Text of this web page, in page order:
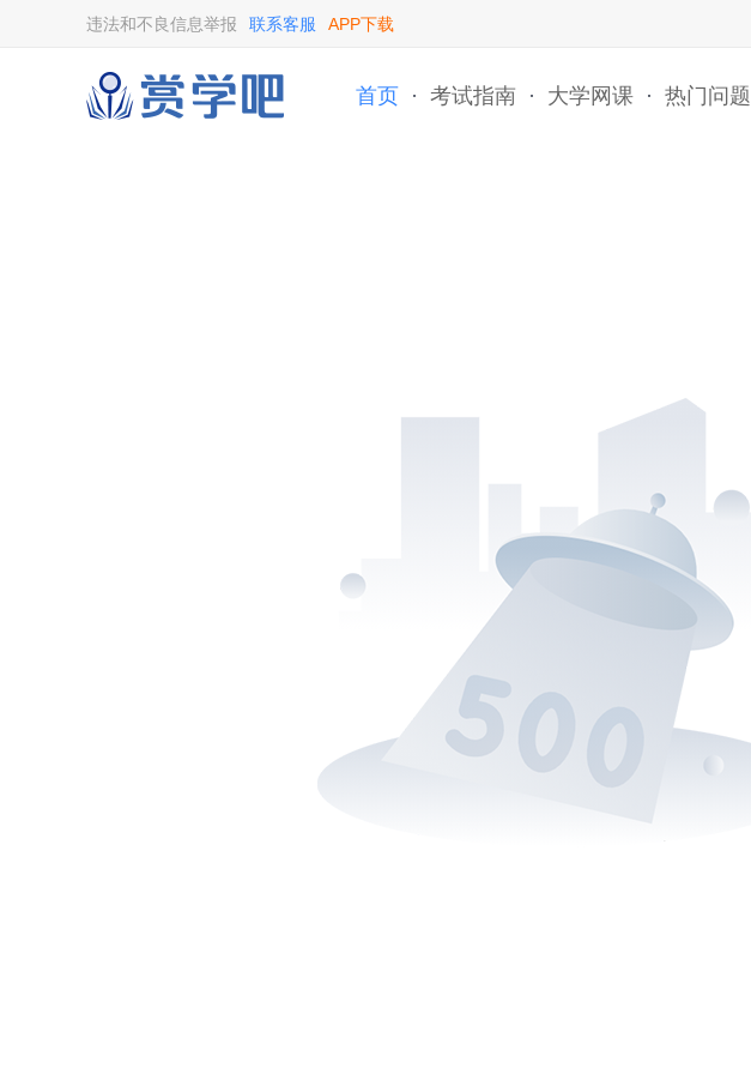
违法和不良信息举报 联系客服 APP下载
首页 · 考试指南 · 大学网课 · 热门问题